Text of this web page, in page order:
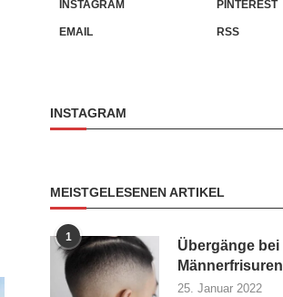
INSTAGRAM PINTEREST
EMAIL RSS
INSTAGRAM
MEISTGELESENEN ARTIKEL
1
Übergänge bei
Männerfrisuren
25. Januar 2022